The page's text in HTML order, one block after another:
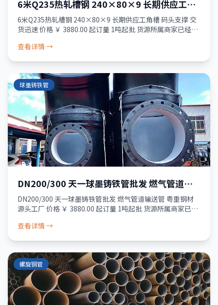
6米Q235热轧槽钢 240×80×9 长期供应工角
槽 码头支撑 交货迅速
6米Q235热轧槽钢 240×80×9 长期供应工角槽 码头支撑 交
货迅速 价格 ￥ 3880.00 起订量 1吨起批 货源所属商家已经过
查看详情 →
球墨铸铁管
DN200/300 天一球墨铸铁管批发 燃气管道输
送管 粤重钢材 源头工厂
DN200/300 天一球墨铸铁管批发 燃气管道输送管 粤重钢材
源头工厂 价格 ￥ 3880.00 起订量 1吨起批 货源所属商家已经
查看详情 →
螺旋钢管